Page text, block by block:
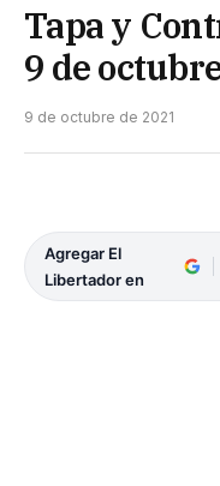
Tapa y
9 de
9 de octubre de 2021
Agregar El
Libertador en